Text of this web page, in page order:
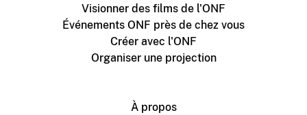
Visionner des films de l'ONF
Événements ONF près de chez vous
Créer avec l'ONF
Organiser une projection
À propos